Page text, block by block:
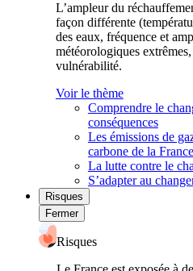
L’ampleur du
façon différente
des eaux, fréquence et
météorologiques
vulnérabilité.
Voir le thème
Comprendre le
conséquences
Les émissions de
carbone de la France
La lutte contre le
S’adapter au
Risques
Fermer
Risques